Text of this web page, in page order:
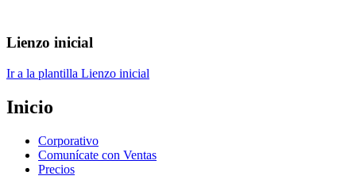
Lienzo inicial
Ir a la plantilla Lienzo inicial
Inicio
Corporativo
Comunícate con Ventas
Precios